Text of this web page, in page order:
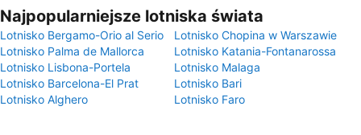
Najpopularniejsze lotniska świata
Lotnisko Bergamo-Orio al Serio
Lotnisko Chopina w Warszawie
Lotnisko Palma de Mallorca
Lotnisko Katania-Fontanarossa
Lotnisko Lisbona-Portela
Lotnisko Malaga
Lotnisko Barcelona-El Prat
Lotnisko Bari
Lotnisko Alghero
Lotnisko Faro